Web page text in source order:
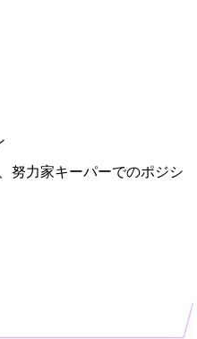
努力家キーパーでのポジシ